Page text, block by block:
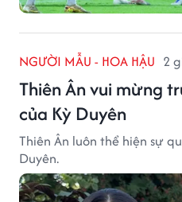
NGƯỜI MẪU - HOA HẬU 2
Thiên Ân vui mừng
của Kỳ Duyên
Thiên Ân luôn thể hiện sự
Duyên.